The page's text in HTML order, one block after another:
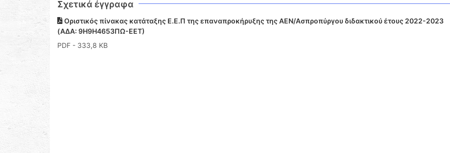
Σχετικά έγγραφα
Οριστικός πίνακας κατάταξης Ε.Ε.Π της επαναπροκήρυξης της ΑΕΝ/Ασπροπύργου διδακτικού έτους 2022-2023
(ΑΔΑ: 9Η9Η4653ΠΩ-ΕΕΤ)
PDF - 333,8 KB